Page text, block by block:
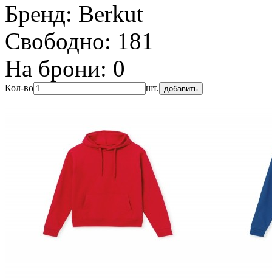
Бренд: Berkut
Свободно: 181
На брони: 0
Кол-во шт.